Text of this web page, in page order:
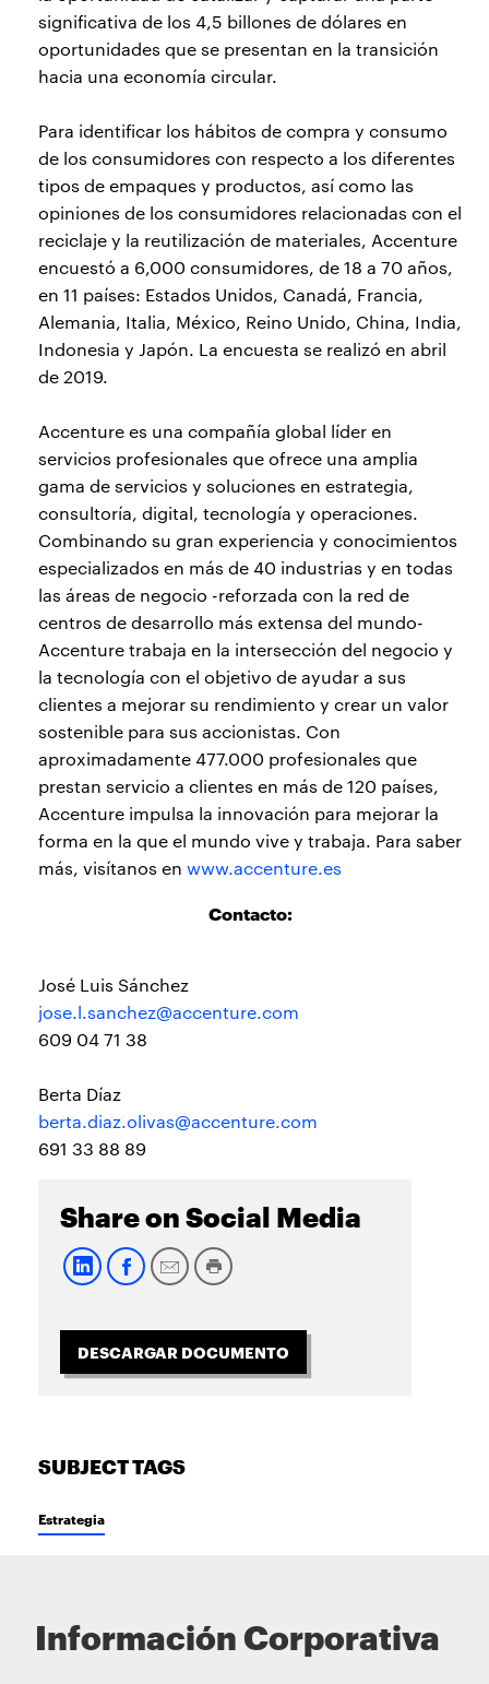
significativa de los 4,5 billones de dólares en
oportunidades que se presentan en la transición
hacia una economía circular.
Para identificar los hábitos de compra y consumo
de los consumidores con respecto a los diferentes
tipos de empaques y productos, así como las
opiniones de los consumidores relacionadas con el
reciclaje y la reutilización de materiales, Accenture
encuestó a 6,000 consumidores, de 18 a 70 años,
en 11 países: Estados Unidos, Canadá, Francia,
Alemania, Italia, México, Reino Unido, China, India,
Indonesia y Japón. La encuesta se realizó en abril
de 2019.
Accenture es una compañía global líder en
servicios profesionales que ofrece una amplia
gama de servicios y soluciones en estrategia,
consultoría, digital, tecnología y operaciones.
Combinando su gran experiencia y conocimientos
especializados en más de 40 industrias y en todas
las áreas de negocio -reforzada con la red de
centros de desarrollo más extensa del mundo-
Accenture trabaja en la intersección del negocio y
la tecnología con el objetivo de ayudar a sus
clientes a mejorar su rendimiento y crear un valor
sostenible para sus accionistas. Con
aproximadamente 477.000 profesionales que
prestan servicio a clientes en más de 120 países,
Accenture impulsa la innovación para mejorar la
forma en la que el mundo vive y trabaja. Para saber
más, visítanos en www.accenture.es
Contacto:
José Luis Sánchez
jose.l.sanchez@accenture.com
609 04 71 38
Berta Díaz
berta.diaz.olivas@accenture.com
691 33 88 89
Share on Social Media
DESCARGAR DOCUMENTO
SUBJECT TAGS
Estrategia
Información Corporativa